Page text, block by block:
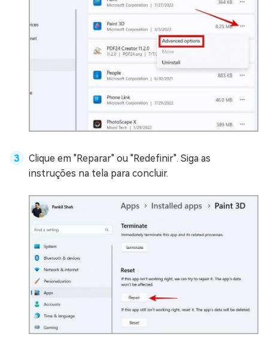
Clique em "Reparar" ou "Redefinir". Siga as
instruções na tela para concluir.